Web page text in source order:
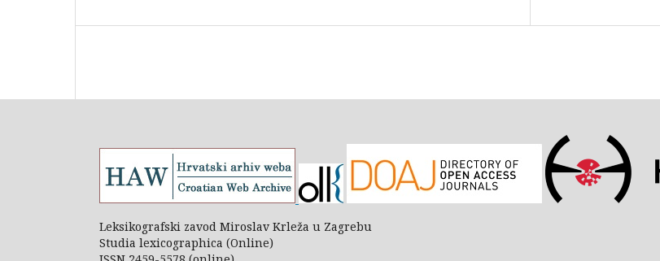
Leksikografski zavod Miroslav Krleža u Zagrebu
Studia lexicographica (Online)